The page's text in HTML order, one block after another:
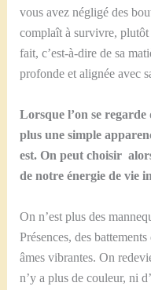
vous avez négligé des
complaît à survivre, plutôt
fait, c’est-à-dire de sa
profonde et alignée avec
Lorsque l’on se regarde
plus une simple
est. On peut choisir
de notre énergie de vie
On n’est plus des
Présences, des
âmes vibrantes. On
n’y a plus de couleur, ni